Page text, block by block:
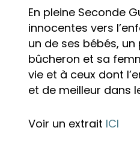
En pleine Seconde
innocentes vers
un de ses bébés,
bûcheron et sa
vie et à ceux dont
et de meilleur dans
Voir un extrait ICI